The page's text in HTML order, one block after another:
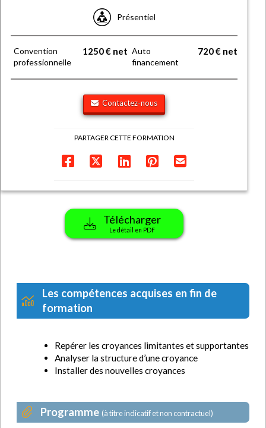
Présentiel
Convention
professionnelle
1250 € net Auto
financement
720 € net
Contactez-nous
PARTAGER CETTE FORMATION
Télécharger
Le détail en PDF
Les compétences acquises en fin de
formation
Repérer les croyances limitantes et supportantes
Analyser la structure d’une croyance
Installer des nouvelles croyances
Programme (à titre indicatif et non contractuel)